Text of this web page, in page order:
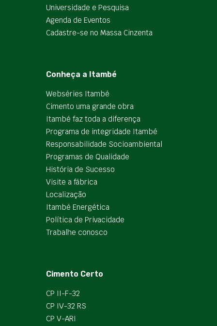
Universidade e Pesquisa
Agenda de Eventos
Cadastre-se no Massa Cinzenta
Conheça a Itambé
Webséries Itambé
Cimento uma grande obra
Itambé faz toda a diferença
Programa de integridade Itambé
Responsabilidade Socioambiental
Programas de Qualidade
História de Sucesso
Visite a fábrica
Localização
Itambé Energética
Política de Privacidade
Trabalhe conosco
Cimento Certo
CP II-F-32
CP IV-32 RS
CP V-ARI